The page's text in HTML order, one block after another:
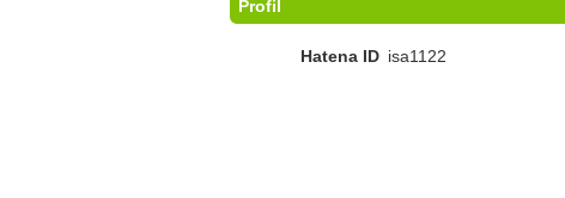
Profil
Hatena ID isa1122